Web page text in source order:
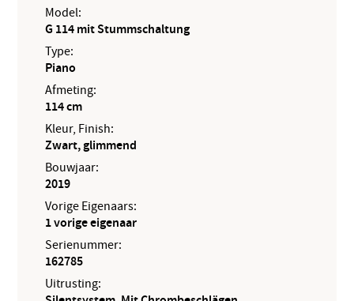
Model:
G 114 mit Stummschaltung
Type:
Piano
Afmeting:
114 cm
Kleur, Finish:
Zwart, glimmend
Bouwjaar:
2019
Vorige Eigenaars:
1 vorige eigenaar
Serienummer:
162785
Uitrusting: